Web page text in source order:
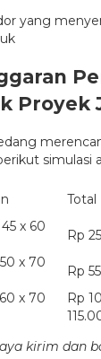
yang
Proyek
simulasi
Total
x 60
Rp
x 70
Rp
x 70
Rp
kirim dan